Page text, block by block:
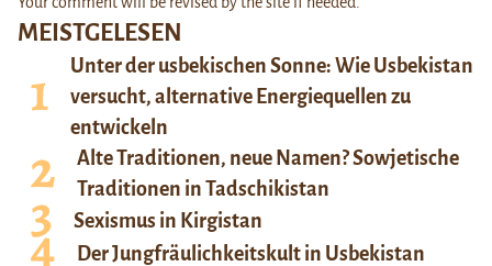
MEISTGELESEN
Unter der usbekischen Sonne: Wie Usbekistan
versucht, alternative Energiequellen zu
entwickeln
Alte Traditionen, neue Namen? Sowjetische
Traditionen in Tadschikistan
Sexismus in Kirgistan
Der Jungfräulichkeitskult in Usbekistan